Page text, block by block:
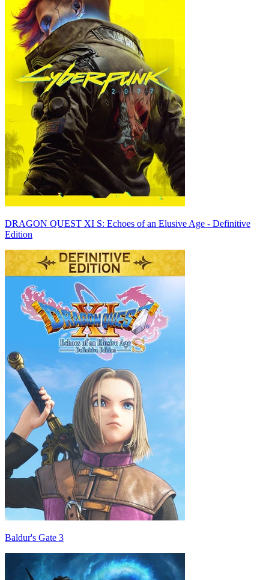
DRAGON QUEST XI S: Echoes of an Elusive Age - Definitive
Edition
Baldur's Gate 3